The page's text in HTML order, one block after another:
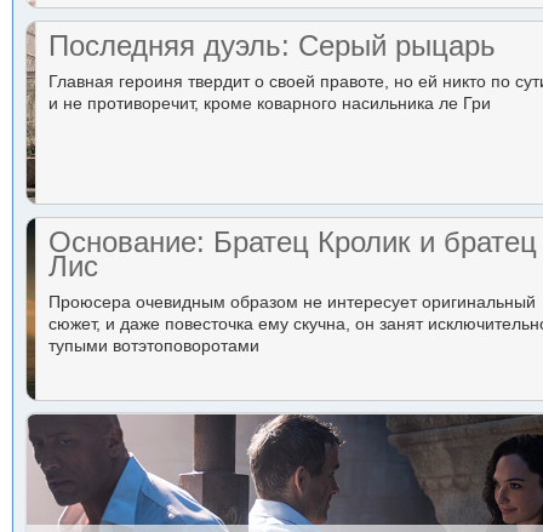
Последняя дуэль: Серый рыцарь
Главная героиня твердит о своей правоте, но ей никто по
и не противоречит, кроме коварного насильника ле Гри
Основание: Братец Кролик и братец
Лис
Проюсера очевидным образом не интересует оригинальный
сюжет, и даже повесточка ему скучна, он занят
тупыми вотэтоповоротами